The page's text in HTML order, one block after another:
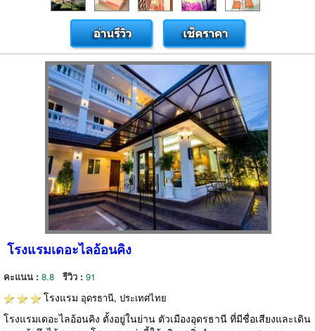
โรงแรมเดอะไลอ้อนคิง
คะแนน : 8.8 รีวิว : 91
โรงแรม อุดรธานี, ประเทศไทย
โรงแรมเดอะไลอ้อนคิง ตั้งอยู่ในย่าน ตัวเมืองอุดรธานี ที่มีชื่อเสียงและเดิน